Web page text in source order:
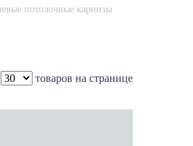
потолочные карнизы
товаров на странице